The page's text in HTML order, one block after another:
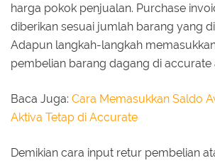
harga pokok penjualan. Purchase
diberikan sesuai jumlah barang yang
Adapun langkah-langkah
pembelian barang dagang di accurate
Baca Juga: Cara Memasukkan Saldo
Aktiva Tetap di Accurate
Demikian cara input retur pembelian